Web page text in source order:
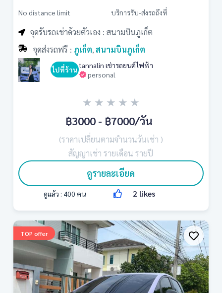
No distance limit บริการรับ-ส่งรถถึงที่
จุดรับรถเช่าด้วยตัวเอง : สนามบินภูเก็ต
จุดส่งรถฟรี : ภูเก็ต, สนามบินภูเก็ต
ไปที่ร้าน
personal
tannalin เช่ารถยนต์ไฟฟ้า
฿3000 - ฿7000/วัน
(ราคาเปลี่ยนตามจำนวนวันเช่า )
สัญญาเช่า รายเดือน รายปี
★ ★ ★ ★ ★
ดูรายละเอียด
ดูแล้ว : 400 คน 2 likes
TOP offer